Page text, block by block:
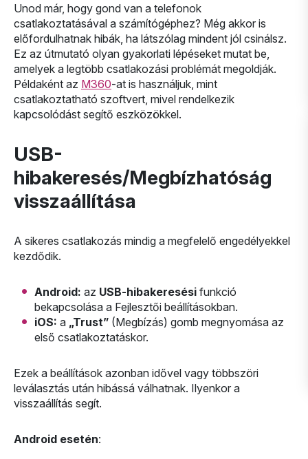
Unod már, hogy gond van a telefonok
csatlakoztatásával a számítógéphez? Még akkor is
előfordulhatnak hibák, ha látszólag mindent jól csinálsz.
Ez az útmutató olyan gyakorlati lépéseket mutat be,
amelyek a legtöbb csatlakozási problémát megoldják.
Példaként az M360-at is használjuk, mint
csatlakoztatható szoftvert, mivel rendelkezik
kapcsolódást segítő eszközökkel.
USB-
hibakeresés/Megbízhatóság
visszaállítása
A sikeres csatlakozás mindig a megfelelő engedélyekkel
kezdődik.
Android: az USB-hibakeresési funkció
bekapcsolása a Fejlesztői beállításokban.
iOS: a „Trust” (Megbízás) gomb megnyomása az
első csatlakoztatáskor.
Ezek a beállítások azonban idővel vagy többszöri
leválasztás után hibássá válhatnak. Ilyenkor a
visszaállítás segít.
Android esetén: